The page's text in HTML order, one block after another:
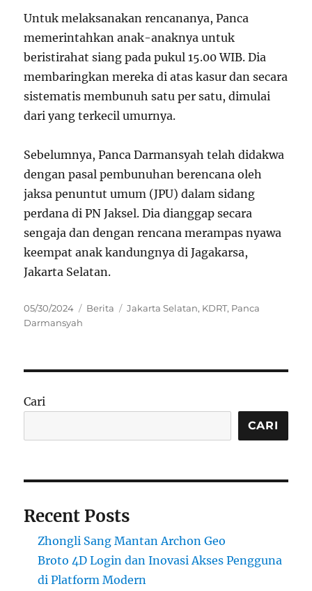
Untuk melaksanakan rencananya, Panca
memerintahkan anak-anaknya untuk
beristirahat siang pada pukul 15.00 WIB. Dia
membaringkan mereka di atas kasur dan secara
sistematis membunuh satu per satu, dimulai
dari yang terkecil umurnya.
Sebelumnya, Panca Darmansyah telah didakwa
dengan pasal pembunuhan berencana oleh
jaksa penuntut umum (JPU) dalam sidang
perdana di PN Jaksel. Dia dianggap secara
sengaja dan dengan rencana merampas nyawa
keempat anak kandungnya di Jagakarsa,
Jakarta Selatan.
Posted
on
05/30/2024 Categories
Berita Tags
Jakarta Selatan, KDRT, Panca
Darmansyah
Cari
CARI
Recent Posts
Zhongli Sang Mantan Archon Geo
Broto 4D Login dan Inovasi Akses Pengguna
di Platform Modern